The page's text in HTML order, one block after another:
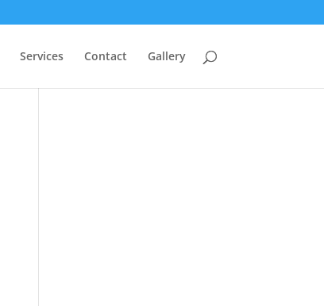
Services Contact Gallery